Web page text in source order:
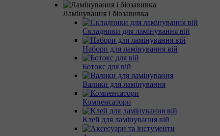
Ламінування і біозавивка
Складники для ламінування вій
Набори для ламінування вій
Ботокс для вій
Валики для ламінування
Компенсатори
Клей для ламінування вій